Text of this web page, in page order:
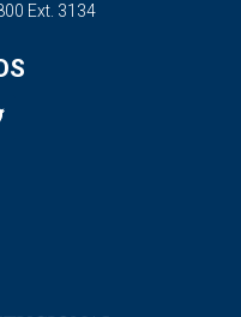
Ext. 3134